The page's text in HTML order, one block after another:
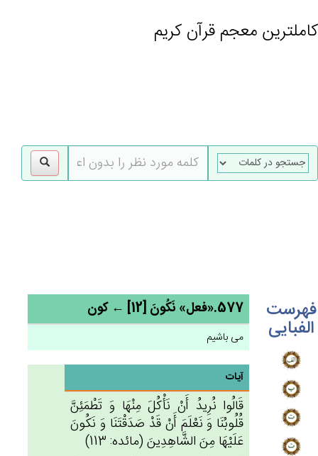
کاملترین معجم قرآن کریم
فهرست
الفبایی
577.«فعل» نَكُون‌َ [12] ← کون
می باشیم
آیات
قَالُوا نُرِيدُ أَنْ‌ نَأْكُل‌َ مِنْهَا وَ تَطْمَئِن‌َّ
قُلُوبُنَا وَ نَعْلَم‌َ أَنْ‌ قَدْ صَدَقْتَنَا وَ نَكُون‌َ
عَلَيْهَا مِن‌َ الشَّاهِدِين‌َ (مائده: 113)